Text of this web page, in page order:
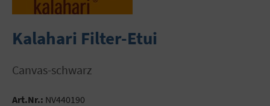
Kalahari Filter-Etui
canvas-schwarz
Art.Nr.: NV440190